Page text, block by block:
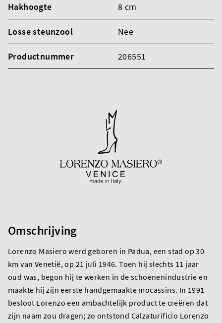
Hakhoogte 8 cm
Losse steunzool Nee
Productnummer 206551
Omschrijving
Lorenzo Masiero werd geboren in Padua, een stad op 30
km van Venetië, op 21 juli 1946. Toen hij slechts 11 jaar
oud was, begon hij te werken in de schoenenindustrie en
maakte hij zijn eerste handgemaakte mocassins. In 1991
besloot Lorenzo een ambachtelijk product te creëren dat
zijn naam zou dragen; zo ontstond Calzaturificio Lorenzo